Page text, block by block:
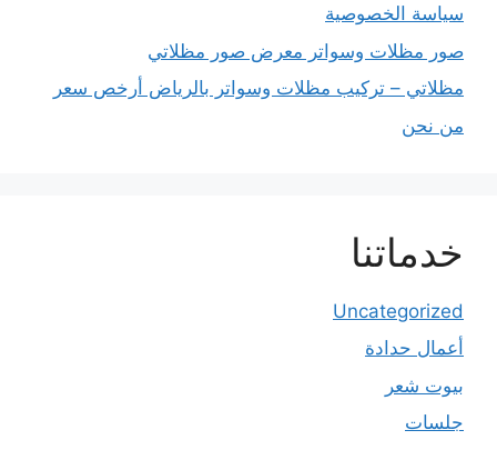
سياسة الخصوصية
صور مظلات وسواتر معرض صور مظلاتي
مظلاتي – تركيب مظلات وسواتر بالرياض أرخص سعر
من نحن
خدماتنا
Uncategorized
أعمال حدادة
بيوت شعر
جلسات